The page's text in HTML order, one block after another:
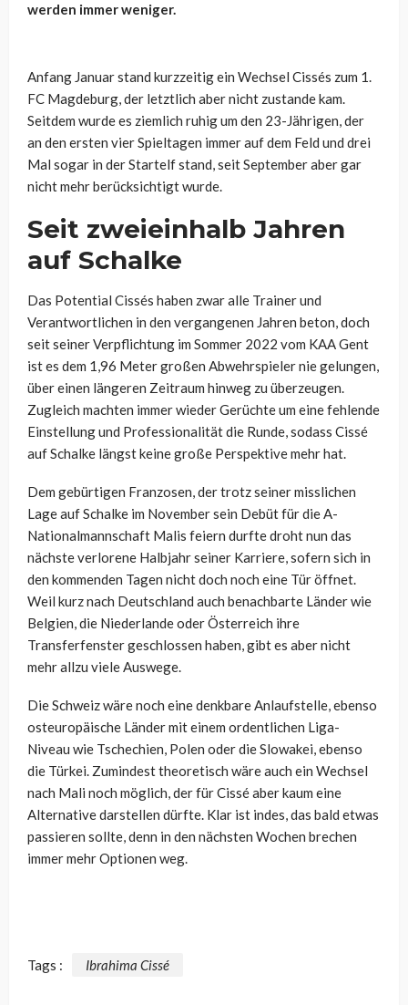
werden immer weniger.
Anfang Januar stand kurzzeitig ein Wechsel Cissés zum 1.
FC Magdeburg, der letztlich aber nicht zustande kam.
Seitdem wurde es ziemlich ruhig um den 23-Jährigen, der
an den ersten vier Spieltagen immer auf dem Feld und drei
Mal sogar in der Startelf stand, seit September aber gar
nicht mehr berücksichtigt wurde.
Seit zweieinhalb Jahren
auf Schalke
Das Potential Cissés haben zwar alle Trainer und
Verantwortlichen in den vergangenen Jahren beton, doch
seit seiner Verpflichtung im Sommer 2022 vom KAA Gent
ist es dem 1,96 Meter großen Abwehrspieler nie gelungen,
über einen längeren Zeitraum hinweg zu überzeugen.
Zugleich machten immer wieder Gerüchte um eine fehlende
Einstellung und Professionalität die Runde, sodass Cissé
auf Schalke längst keine große Perspektive mehr hat.
Dem gebürtigen Franzosen, der trotz seiner misslichen
Lage auf Schalke im November sein Debüt für die A-
Nationalmannschaft Malis feiern durfte droht nun das
nächste verlorene Halbjahr seiner Karriere, sofern sich in
den kommenden Tagen nicht doch noch eine Tür öffnet.
Weil kurz nach Deutschland auch benachbarte Länder wie
Belgien, die Niederlande oder Österreich ihre
Transferfenster geschlossen haben, gibt es aber nicht
mehr allzu viele Auswege.
Die Schweiz wäre noch eine denkbare Anlaufstelle, ebenso
osteuropäische Länder mit einem ordentlichen Liga-
Niveau wie Tschechien, Polen oder die Slowakei, ebenso
die Türkei. Zumindest theoretisch wäre auch ein Wechsel
nach Mali noch möglich, der für Cissé aber kaum eine
Alternative darstellen dürfte. Klar ist indes, das bald etwas
passieren sollte, denn in den nächsten Wochen brechen
immer mehr Optionen weg.
Tags : Ibrahima Cissé